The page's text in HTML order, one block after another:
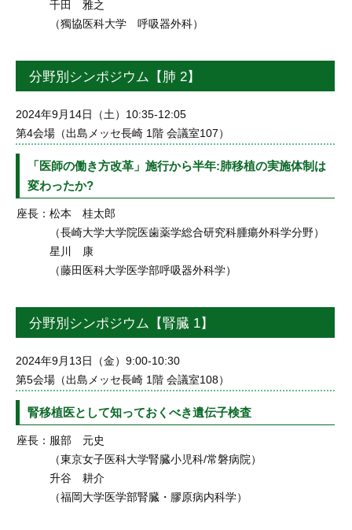
千田 雅之
（獨協医科大学 呼吸器外科）
分野別シンポジウム【肺 2】
2024年9月14日（土）10:35-12:05
第4会場（出島メッセ長崎 1階 会議室107）
「医師の働き方改革」施行から半年:肺移植の実施体制は
変わったか?
座長： 松本 桂太郎
（長崎大学大学院医歯薬学総合研究科腫瘍外科学分野）
星川 康
（藤田医科大学医学部呼吸器外科学）
分野別シンポジウム【腎臓 1】
2024年9月13日（金）9:00-10:30
第5会場（出島メッセ長崎 1階 会議室108）
腎移植医として知っておくべき遺伝子検査
座長： 服部 元史
（東京女子医科大学腎臓小児科/常磐病院）
升谷 耕介
（福岡大学医学部腎臓・膠原病内科学）